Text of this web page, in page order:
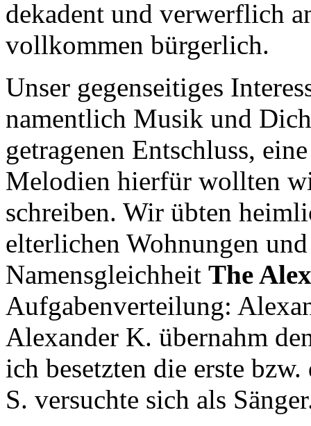
dekadent und verwerflich
vollkommen bürgerlich.
Unser gegenseitiges
namentlich Musik und
getragenen Entschluss,
Melodien hierfür wollten
schreiben. Wir übten
elterlichen Wohnungen
Namensgleichheit The
Aufgabenverteilung:
Alexander K. übernahm
ich besetzten die erste
S. versuchte sich als